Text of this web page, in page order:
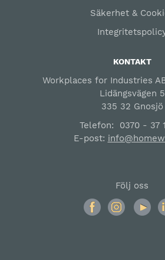
Säkerhet &
KONTAKT
Workplaces for Industries
Lidängsvägen 5
335 32 Gnosjö
Telefon: 0370 - 37
E-post:
Följ oss